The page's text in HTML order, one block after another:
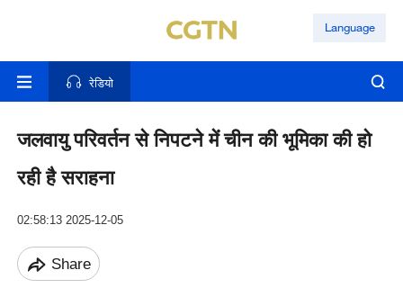
Language
रेडियो
जलवायु परिवर्तन से निपटने में चीन की भूमिका की हो
रही है सराहना
02:58:13 2025-12-05
Share